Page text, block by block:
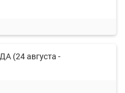
(24 августа -